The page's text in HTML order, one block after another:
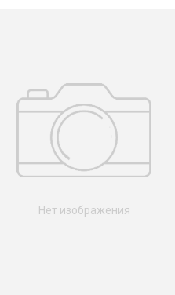
Нет изображения
График
Сегодня
25%